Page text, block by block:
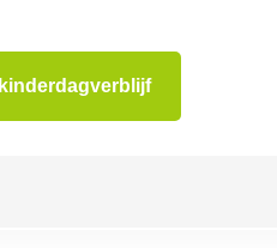
kinderdagverblijf